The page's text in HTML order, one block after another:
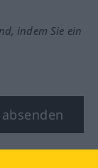
indem Sie ein